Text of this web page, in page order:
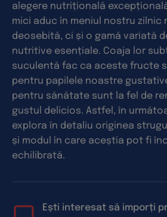
alegere nutrițională
mici aduc în meniul nostru zilnic
deosebită, ci și o gamă variată
nutritive esențiale. Coaja lor
suculentă fac ca aceste fructe
pentru papilele noastre
pentru sănătate sunt la fel de
gustul delicios. Astfel, în
explora în detaliu originea
și modul în care aceștia pot fi
echilibrată.
Ești interesat să imporți